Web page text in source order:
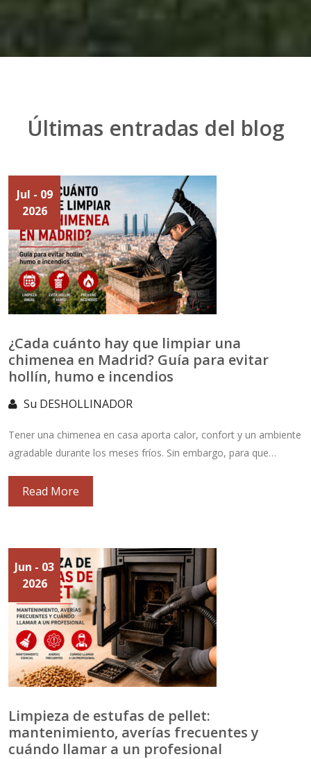
Últimas entradas del blog
Jul - 09
2026
¿Cada cuánto hay que limpiar una
chimenea en Madrid? Guía para evitar
hollín, humo e incendios
Su DESHOLLINADOR
Tener una chimenea en casa aporta calor, confort y un ambiente
agradable durante los meses fríos. Sin embargo, para que…
Read More
Jun - 03
2026
Limpieza de estufas de pellet:
mantenimiento, averías frecuentes y
cuándo llamar a un profesional